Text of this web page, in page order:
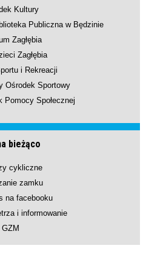
Kultury
Publiczna w Będzinie
Zagłębia
Zagłębia
i Rekreacji
Ośrodek Sportowy
Pomocy Społecznej
bieżąco
cykliczne
zamku
na facebooku
i informowanie
GZM